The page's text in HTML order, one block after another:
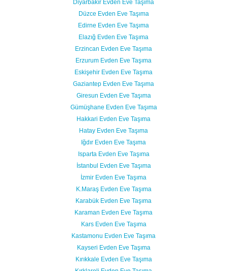
Diyarbakır Evden Eve Taşıma
Düzce Evden Eve Taşıma
Edirne Evden Eve Taşıma
Elazığ Evden Eve Taşıma
Erzincan Evden Eve Taşıma
Erzurum Evden Eve Taşıma
Eskişehir Evden Eve Taşıma
Gaziantep Evden Eve Taşıma
Giresun Evden Eve Taşıma
Gümüşhane Evden Eve Taşıma
Hakkari Evden Eve Taşıma
Hatay Evden Eve Taşıma
Iğdır Evden Eve Taşıma
Isparta Evden Eve Taşıma
İstanbul Evden Eve Taşıma
İzmir Evden Eve Taşıma
K.Maraş Evden Eve Taşıma
Karabük Evden Eve Taşıma
Karaman Evden Eve Taşıma
Kars Evden Eve Taşıma
Kastamonu Evden Eve Taşıma
Kayseri Evden Eve Taşıma
Kırıkkale Evden Eve Taşıma